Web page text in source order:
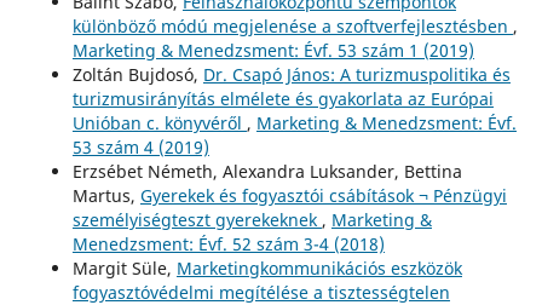
különböző módú megjelenése a szoftverfejlesztésben ,
Marketing & Menedzsment: Évf. 53 szám 1 (2019)
Zoltán Bujdosó, Dr. Csapó János: A turizmuspolitika és
turizmusirányítás elmélete és gyakorlata az Európai
Unióban c. könyvéről , Marketing & Menedzsment: Évf.
53 szám 4 (2019)
Erzsébet Németh, Alexandra Luksander, Bettina
Martus, Gyerekek és fogyasztói csábítások ¬ Pénzügyi
személyiségteszt gyerekeknek , Marketing &
Menedzsment: Évf. 52 szám 3-4 (2018)
Margit Süle, Marketingkommunikációs eszközök
fogyasztóvédelmi megítélése a tisztességtelen